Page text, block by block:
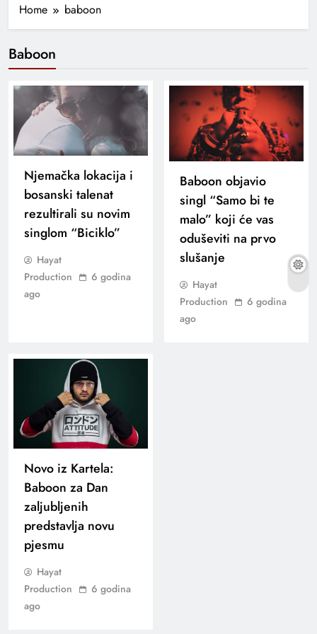
Home baboon
Baboon
Njemačka lokacija i
bosanski talenat
rezultirali su novim
singlom “Biciklo”
Hayat
Production
6 godina
ago
Baboon objavio
singl “Samo bi te
malo” koji će vas
oduševiti na prvo
slušanje
Hayat
Production
6 godina
ago
Novo iz Kartela:
Baboon za Dan
zaljubljenih
predstavlja novu
pjesmu
Hayat
Production
6 godina
ago